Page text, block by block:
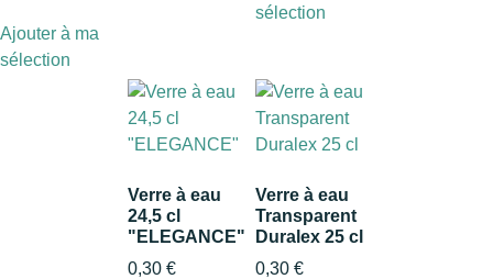
Ajouter à ma
sélection
sélection
Verre à eau
24,5 cl
"ELEGANCE"
0,30 €
Verre à eau
Transparent
Duralex 25 cl
0,30 €